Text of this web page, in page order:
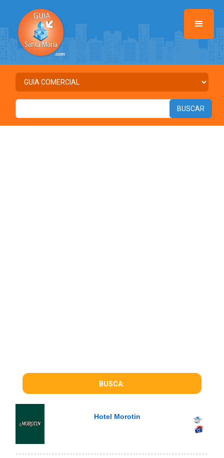
BUSCA:
Hotel Morotin